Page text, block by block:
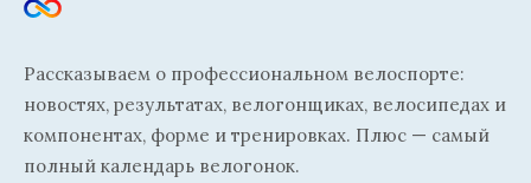
Рассказываем о профессиональном велоспорте:
новостях, результатах, велогонщиках, велосипедах и
компонентах, форме и тренировках. Плюс — самый
полный календарь велогонок.